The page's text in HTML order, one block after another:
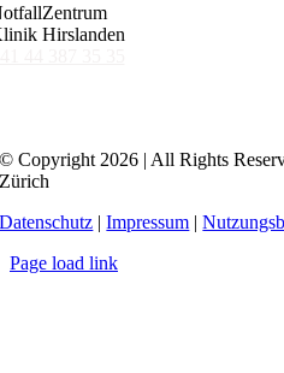
Hirslanden
© Copyright 2026 | All Rights
Zürich
Datenschutz |Impressum |
Page load link